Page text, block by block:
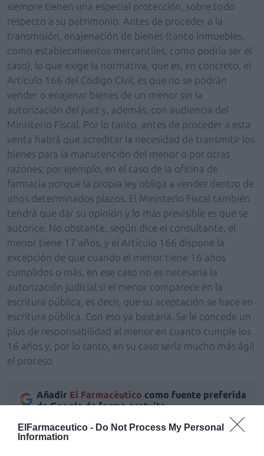
ElFarmaceutico - Do Not Process My Personal
Information
siempre tienen una especial protección, sobre todo
respecto a su patrimonio. Antes de proceder a la
transmisión, enajenación de bienes (tanto inmuebles,
como establecimientos mercantiles, como podría ser el
caso), lo que exige la normativa, que es, en concreto, el
Artículo 166 del Código Civil, es que no se podrán
vender o enajenar bienes de un menor sin la
autorización del juez y, además, con audiencia del
Ministerio Fiscal. Por lo tanto, antes de proceder a esta
venta habrá que acreditar la necesidad de transmitir los
bienes para la manutención del menor o por otras
razones; por ejemplo, en el caso de la oficina de
farmacia porque la propia ley obliga a vender dentro de
unos determinados plazos. El Ministerio Fiscal también
tendrá que dar su opinión y lo más previsible es que se
autorice. No obstante, según dice el consultante, el
menor tiene 17 años, y el Artículo 166 dispone la
excepción de que cuando el menor tiene 16 años
cumplidos o más, en ese caso no es necesaria la
autorización judicial si el menor comparece en la
escritura pública, es decir, que su aceptación se hace en
escritura pública. Con eso ya bastaría. Se le concede un
plus de responsabilidad al menor en cuanto cumple los
16 años y, por lo tanto, en su caso sería mucho más ágil
el proceso.
Añadir El Farmacéutico como fuente preferida
de Google de forma gratuita
Mantente informado con las últimas noticias de actualidad.
ACTIVAR AHORA